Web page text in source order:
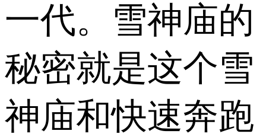
一代。雪神庙的
秘密就是这个雪
神庙和快速奔跑